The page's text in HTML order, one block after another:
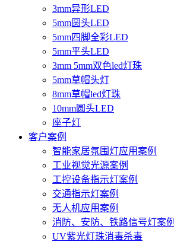
3mm异形LED
5mm圆头LED
5mm四脚全彩LED
5mm平头LED
3mm 5mm双色led灯珠
5mm草帽头灯
8mm草帽led灯珠
10mm圆头LED
座子灯
客户案例
智能家居氛围灯应用案例
工业视觉光源案例
工控设备指示灯案例
交通指示灯案例
无人机应用案例
消防、安防、铁路信号灯案例
UV紫光灯珠消毒杀毒